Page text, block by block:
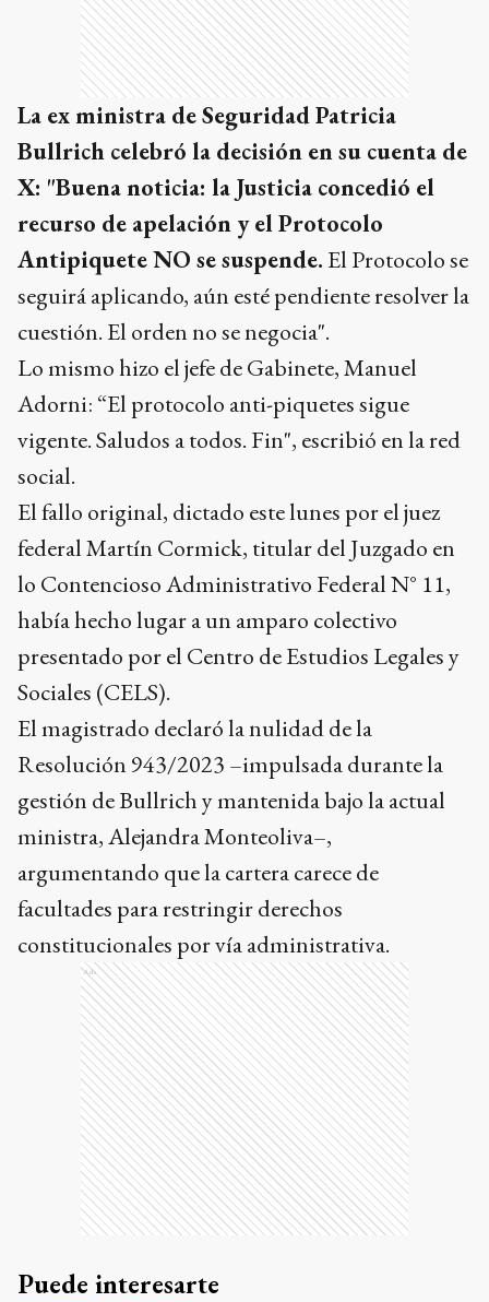
La ex ministra de Seguridad Patricia
Bullrich celebró la decisión en su cuenta de
X: "Buena noticia: la Justicia concedió el
recurso de apelación y el Protocolo
Antipiquete NO se suspende.El Protocolo se
seguirá aplicando, aún esté pendiente resolver la
cuestión. El orden no se negocia".
Lo mismo hizo el jefe de Gabinete, Manuel
Adorni: “El protocolo anti-piquetes sigue
vigente. Saludos a todos. Fin", escribió en la red
social.
El fallo original, dictado este lunes por el juez
federal Martín Cormick, titular del Juzgado en
lo Contencioso Administrativo Federal N° 11,
había hecho lugar a un amparo colectivo
presentado por el Centro de Estudios Legales y
Sociales (CELS).
El magistrado declaró la nulidad de la
Resolución 943/2023 –impulsada durante la
gestión de Bullrich y mantenida bajo la actual
ministra, Alejandra Monteoliva–,
argumentando que la cartera carece de
facultades para restringir derechos
constitucionales por vía administrativa.
Ads
Puede interesarte